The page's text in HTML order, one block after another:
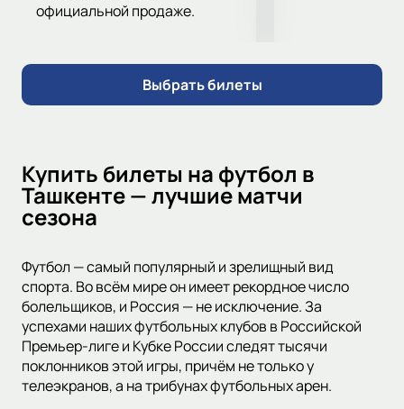
официальной продаже.
Выбрать билеты
Купить билеты на футбол в
Ташкенте — лучшие матчи
сезона
Футбол — самый популярный и зрелищный вид
спорта. Во всём мире он имеет рекордное число
болельщиков, и Россия — не исключение. За
успехами наших футбольных клубов в Российской
Премьер-лиге и Кубке России следят тысячи
поклонников этой игры, причём не только у
телеэкранов, а на трибунах футбольных арен.